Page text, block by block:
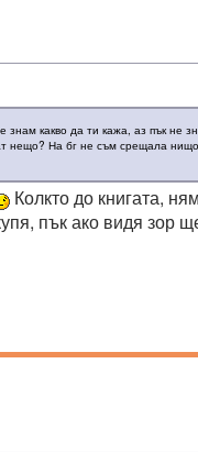
знам какво да ти кажа, аз пък не
нещо? На бг не съм срещала
Колкто до книгата,
пък ако видя зор